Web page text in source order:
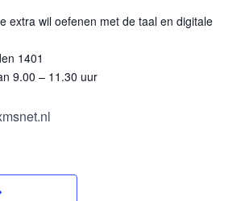
extra wil oefenen met de taal en digitale
1401
9.00 – 11.30 uur